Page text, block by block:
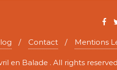
Contact Mentions
en Balade . All rights